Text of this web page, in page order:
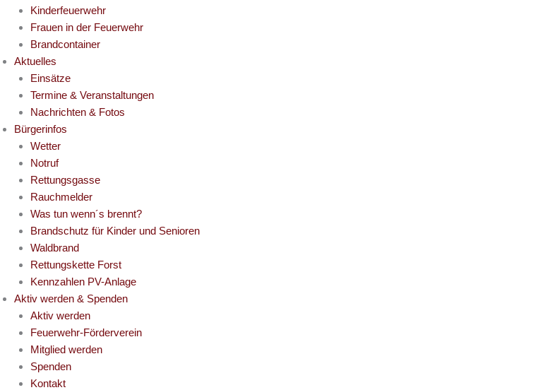
Kinderfeuerwehr
Frauen in der Feuerwehr
Brandcontainer
Aktuelles
Einsätze
Termine & Veranstaltungen
Nachrichten & Fotos
Bürgerinfos
Wetter
Notruf
Rettungsgasse
Rauchmelder
Was tun wenn´s brennt?
Brandschutz für Kinder und Senioren
Waldbrand
Rettungskette Forst
Kennzahlen PV-Anlage
Aktiv werden & Spenden
Aktiv werden
Feuerwehr-Förderverein
Mitglied werden
Spenden
Kontakt